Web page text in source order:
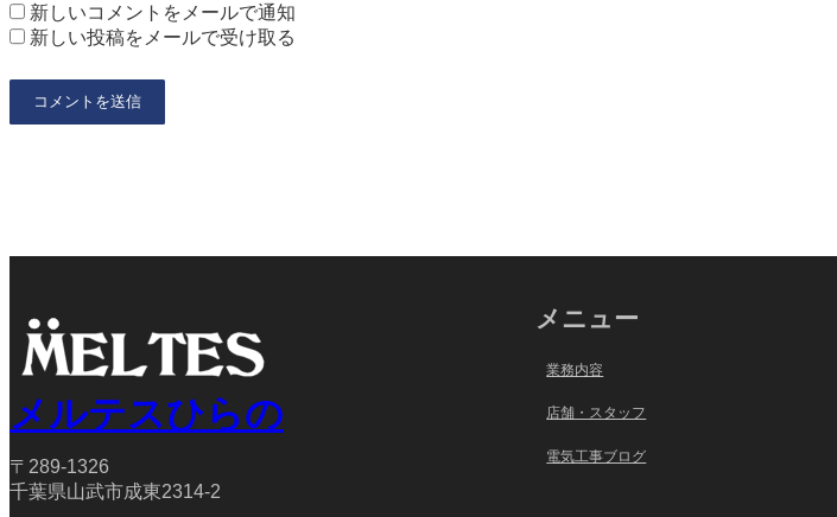
新しいコメントをメールで通知
新しい投稿をメールで受け取る
メルテスひらの
〒289-1326
千葉県山武市成東2314-2
メニュー
業務内容
店舗・スタッフ
電気工事ブログ